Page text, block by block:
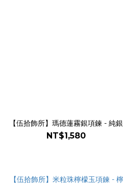
【伍拾飾所】瑪德蓮霧銀項鍊 - 純銀
NT$1,580